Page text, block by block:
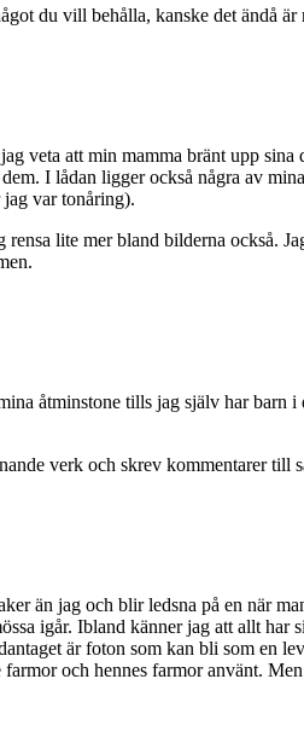
du vill behålla, kanske det ändå
veta att min mamma bränt upp sina
I lådan ligger också några av
var tonåring).
lite mer bland bilderna också.
åtminstone tills jag själv har barn
verk och skrev kommentarer till
än jag och blir ledsna på en när
igår. Ibland känner jag att allt har
är foton som kan bli som en
och hennes farmor använt.